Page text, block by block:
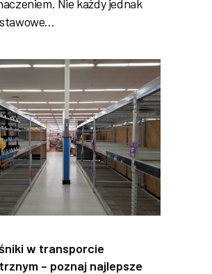
Nie każdy jednak
w transporcie
– poznaj najlepsze